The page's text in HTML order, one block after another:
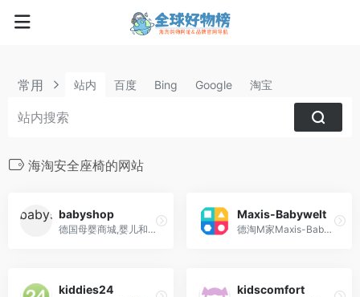
常用 站内 百度 Bing Google 淘宝
海淘安全座椅的网站
babyshop
德国母婴商城,婴儿和儿童服装，鞋子，玩具，婴儿车，汽车座椅，孕妇服装，配件
Maxis-Babywelt
德淘M家Maxis-Babywelt是德国最大的本土母婴电商之一, 可德国直邮中国
kiddies24 kidscomfort